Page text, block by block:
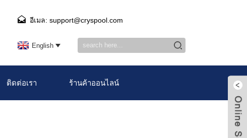
อีเมล: support@cryspool.com
English
ติดต่อเรา ร้านค้าออนไลน์